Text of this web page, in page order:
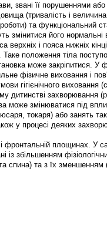
звані її порушеннями
(тривалість і
та функціональний
змінитися його нормальні
і пояса нижніх
положення тіла
може закріпитися. У
фізичне виховання і
гігієнічного виховання
дитинстві захворювання
може змінюватися під
токаря) або занять
у процесі деяких
фронтальній площинах. У
із збільшенням
спина) та з їх